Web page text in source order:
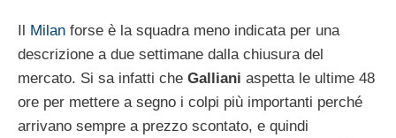
Il Milan forse è la squadra meno indicata per una
descrizione a due settimane dalla chiusura del
mercato. Si sa infatti che Galliani aspetta le ultime 48
ore per mettere a segno i colpi più importanti perché
arrivano sempre a prezzo scontato, e quindi